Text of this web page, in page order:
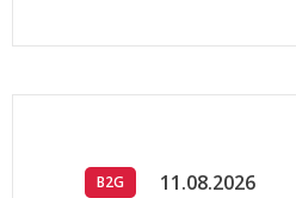
B2G 11.08.2026